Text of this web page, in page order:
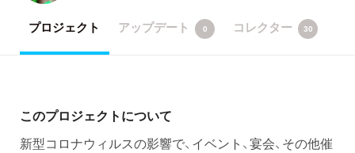
プロジェクト アップデート 0 コレクター 30
このプロジェクトについて
新型コロナウィルスの影響で、イベント、宴会、その他催